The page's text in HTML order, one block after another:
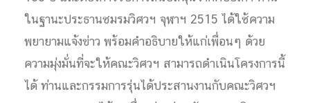
ในฐานะประธานชมรมวิศวฯ จุฬาฯ 2515 ได้ใช้ความ
พยายามแจ้งข่าว พร้อมคำอธิบายให้แก่เพื่อนๆ ด้วย
ความมุ่งมั่นที่จะให้คณะวิศวฯ สามารถดำเนินโครงการนี้
ได้ ท่านและกรรมการรุ่นได้ประสานงานกับคณะวิศวฯ